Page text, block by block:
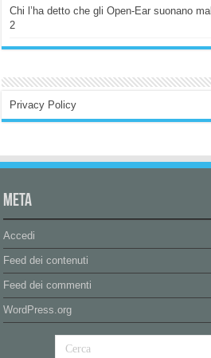
Chi l’ha detto che gli Open-Ear suonano
2
Privacy Policy
Meta
Accedi
Feed dei contenuti
Feed dei commenti
WordPress.org